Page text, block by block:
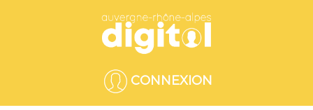
CONNEXION